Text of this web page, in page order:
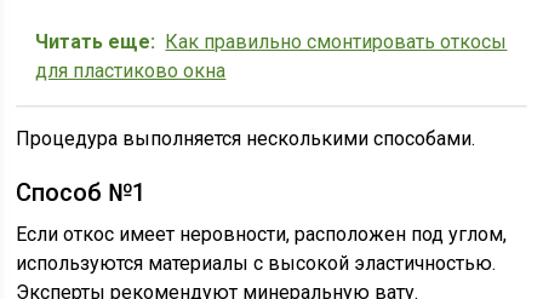
Читать еще: Как правильно смонтировать откосы
для пластиково окна
Процедура выполняется несколькими способами.
Способ №1
Если откос имеет неровности, расположен под углом,
используются материалы с высокой эластичностью.
Эксперты рекомендуют минеральную вату.